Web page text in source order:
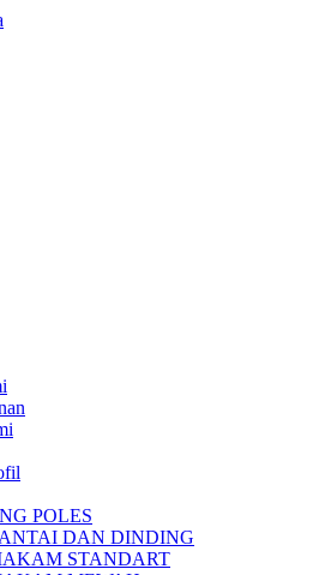
POLES
DAN DINDING
STANDART